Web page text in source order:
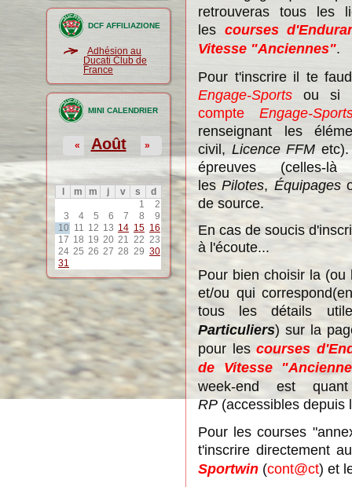
DCF AFFILIAZIONE
Adhésion au
Ducati Club de
France
MINI CALENDRIER
Août
« »
m m j v s
d
1
2
3
4 5 6 7 8
9
10 11 12 13 14 15 16
17 18 19 20 21 22 23
24 25 26 27 28 29 30
31
retrouveras tous les
les courses
Vitesse "Anciennes".
Pour t'inscrire il te
Engage-Sports ou si
compte Engage-
renseignant les
civil, Licence FFM
épreuves
lesPilotes, Équipages
de source.
En cas de soucis
à l'écoute...
Pour bien choisir la
et/ou qui
tous les détails
Particuliers) sur la
pour lescourses
de Vitesse
week-end est
RP(accessibles depuis
Pour les courses
t'inscrire directement
Sportwin (cont@ct) et